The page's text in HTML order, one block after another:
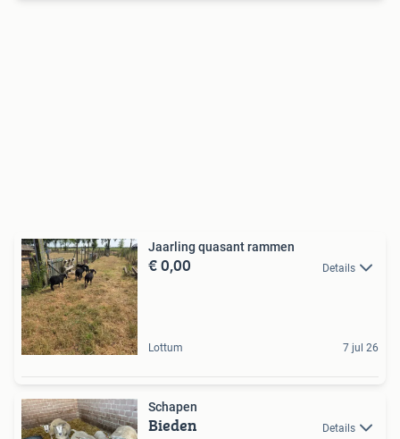
Jaarling quasant rammen
€ 0,00 Details
Lottum 7 jul 26
Schapen
Bieden Details